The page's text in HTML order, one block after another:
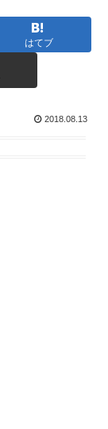
はてブ
2018.08.13